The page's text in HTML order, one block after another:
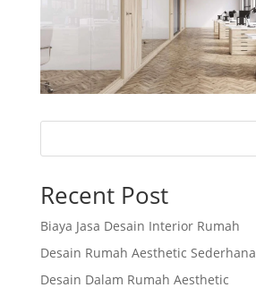
Recent Post
Biaya Jasa Desain Interior Rumah
Desain Rumah Aesthetic Sederhana
Desain Dalam Rumah Aesthetic